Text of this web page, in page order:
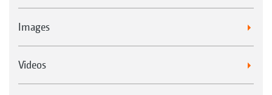
Images
Videos